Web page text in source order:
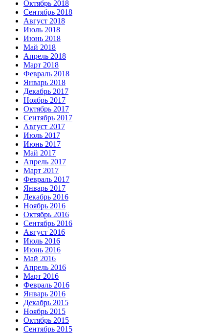
Октябрь 2018
Сентябрь 2018
Август 2018
Июль 2018
Июнь 2018
Май 2018
Апрель 2018
Март 2018
Февраль 2018
Январь 2018
Декабрь 2017
Ноябрь 2017
Октябрь 2017
Сентябрь 2017
Август 2017
Июль 2017
Июнь 2017
Май 2017
Апрель 2017
Март 2017
Февраль 2017
Январь 2017
Декабрь 2016
Ноябрь 2016
Октябрь 2016
Сентябрь 2016
Август 2016
Июль 2016
Июнь 2016
Май 2016
Апрель 2016
Март 2016
Февраль 2016
Январь 2016
Декабрь 2015
Ноябрь 2015
Октябрь 2015
Сентябрь 2015